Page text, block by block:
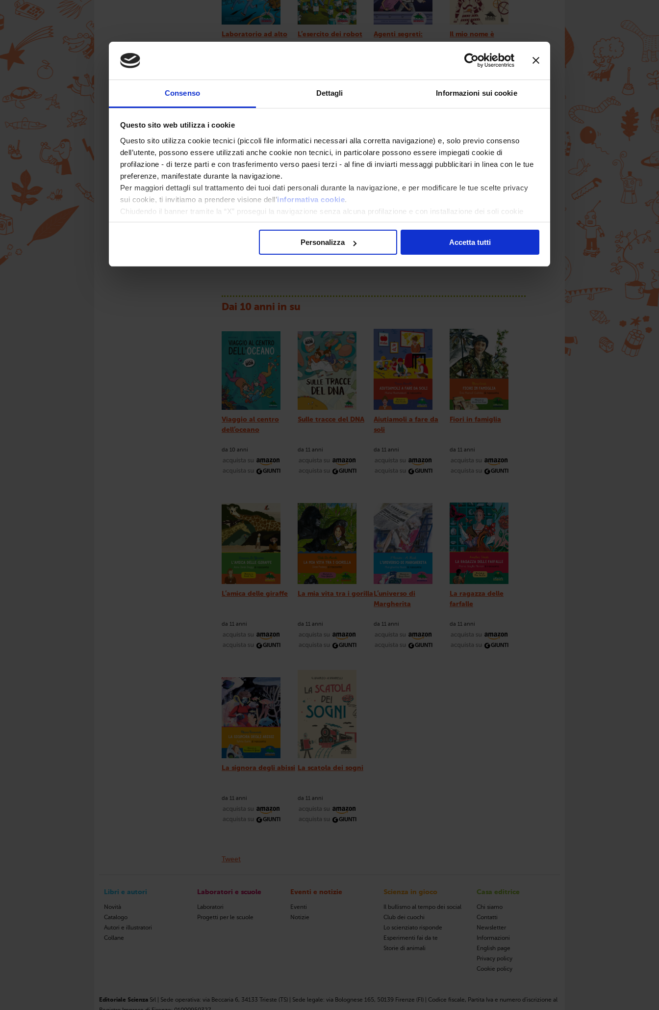
Consenso Dettagli Informazioni sui cookie
Questo sito web utilizza i cookie
Questo sito utilizza cookie tecnici (piccoli file informatici necessari alla corretta navigazione) e, solo previo consenso
dell’utente, possono essere utilizzati anche cookie non tecnici, in particolare possono essere impiegati cookie di
profilazione - di terze parti e con trasferimento verso paesi terzi - al fine di inviarti messaggi pubblicitari in linea con le tue
preferenze, manifestate durante la navigazione.
Per maggiori dettagli sul trattamento dei tuoi dati personali durante la navigazione, e per modificare le tue scelte privacy
sui cookie, ti invitiamo a prendere visione dell’informativa cookie.
Chiudendo il banner tramite la “X” prosegui la navigazione senza alcuna profilazione e con installazione dei soli cookie
tecnici. Selezionando “Accetta tutti” presti il tuo consenso alla profilazione che potrai revocare in ogni momentoRevoca
Personalizza Accetta tutti
Laboratorio ad alto
L’esercito dei robot
Agenti segreti:
Il mio nome è
La danza delle rane La coda del leopardo
da 9 anni
La via degli elefanti
Lo strano caso della
da 9 anni
Dai 10 anni in su
Viaggio al centro
dell’oceano
da 10 anni
Sulle tracce del DNA
da 11 anni
Aiutiamoli a fare da
soli
da 11 anni
Fiori in famiglia
da 11 anni
L’amica delle giraffe
da 11 anni
La mia vita tra i gorilla
da 11 anni
L’universo di
Margherita
da 11 anni
La ragazza delle
farfalle
da 11 anni
La signora degli abissi
da 11 anni
La scatola dei sogni
da 11 anni
Tweet
Libri e autori
Novità
Catalogo
Autori e illustratori
Collane
Laboratori e scuole
Laboratori
Progetti per le scuole
Eventi e notizie
Eventi
Notizie
Scienza in gioco
Il bullismo al tempo dei social
Club dei cuochi
Lo scienziato risponde
Esperimenti fai da te
Storie di animali
Casa editrice
Chi siamo
Contatti
Newsletter
Informazioni
English page
Privacy policy
Cookie policy
Editoriale Scienza Srl | Sede operativa: via Beccaria 6, 34133 Trieste (TS) | Sede legale: via Bolognese 165, 50139 Firenze (FI) | Codice fiscale, Partita Iva e numero d'iscrizione al